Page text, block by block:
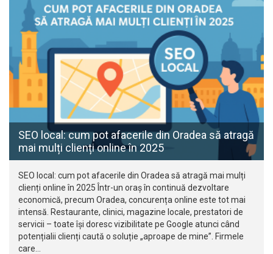
SEO local: cum pot afacerile din Oradea să atragă
mai mulți clienți online în 2025
SEO local: cum pot afacerile din Oradea să atragă mai mulți
clienți online în 2025 Într-un oraș în continuă dezvoltare
economică, precum Oradea, concurența online este tot mai
intensă. Restaurante, clinici, magazine locale, prestatori de
servicii – toate își doresc vizibilitate pe Google atunci când
potențialii clienți caută o soluție „aproape de mine”. Firmele
care…